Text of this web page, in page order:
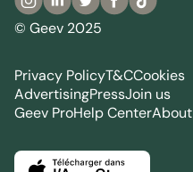
© Geev 2025
Privacy PolicyT&CCookies
AdvertisingPressJoin us
Geev ProHelp CenterAbout